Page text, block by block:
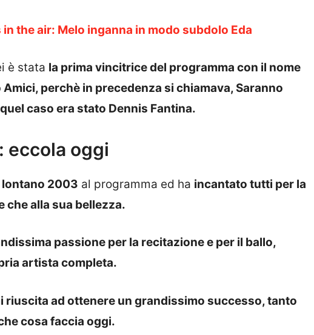
in the air: Melo inganna in modo subdolo Eda
è stata la prima vincitrice del programma con il nome
perchè in precedenza si chiamava, Saranno
caso era stato Dennis Fantina.
eccola oggi
lontano 2003 al programma ed ha incantato tutti per la
che alla sua bellezza.
passione per la recitazione e per il ballo,
artista completa.
riuscita ad ottenere un grandissimo successo, tanto
cosa faccia oggi.